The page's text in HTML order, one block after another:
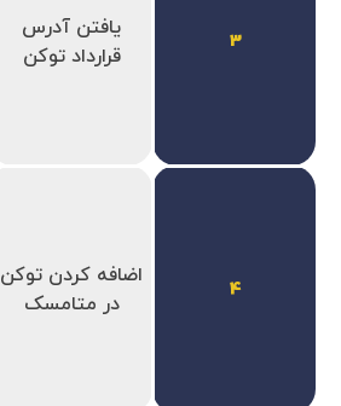
3
یافتن آدرس
قرارداد توکن
4
اضافه کردن توکن
در متامسک